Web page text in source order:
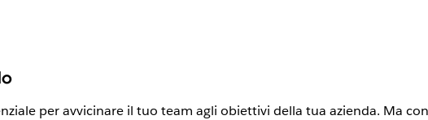
per avvicinare il tuo team agli obiettivi della tua azienda. Ma